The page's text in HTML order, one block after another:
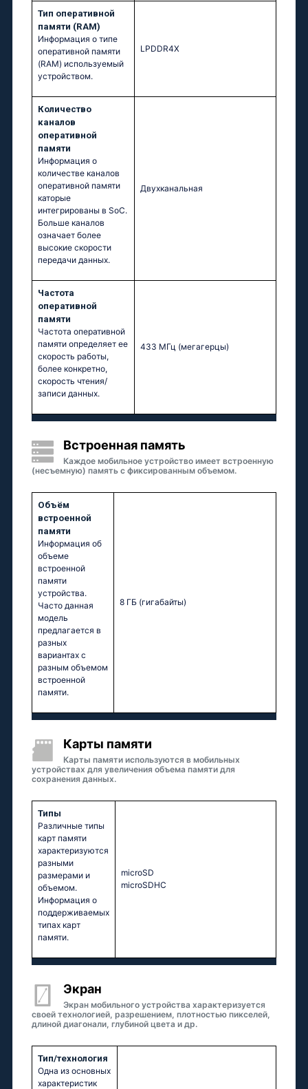
Тип оперативной
памяти (RAM)
Информация о типе
оперативной памяти
(RAM) используемый
устройством.
LPDDR4X
Количество
каналов
оперативной
памяти
Информация о
количестве каналов
оперативной памяти
каторые
интегрированы в SoC.
Больше каналов
означает более
высокие скорости
передачи данных.
Двухканальная
Частота
оперативной
памяти
Частота оперативной
памяти определяет ее
скорость работы,
более конкретно,
скорость чтения/
записи данных.
433 МГц (мегагерцы)
Встроенная память
Каждое мобильное устройство имеет встроенную
(несъемную) память с фиксированным объемом.
Объём
встроенной
памяти
Информация об
объеме
встроенной
памяти
устройства.
Часто данная
модель
предлагается в
разных
вариантах с
разным объемом
встроенной
памяти.
8 ГБ (гигабайты)
Карты памяти
Карты памяти используются в мобильных
устройствах для увеличения объема памяти для
сохранения данных.
Типы
Различные типы
карт памяти
характеризуются
разными
размерами и
объемом.
Информация о
поддерживаемых
типах карт
памяти.
microSD
microSDHC
Экран
Экран мобильного устройства характеризуется
своей технологией, разрешением, плотностью пикселей,
длиной диагонали, глубиной цвета и др.
Тип/технология
Одна из основных
характеристик